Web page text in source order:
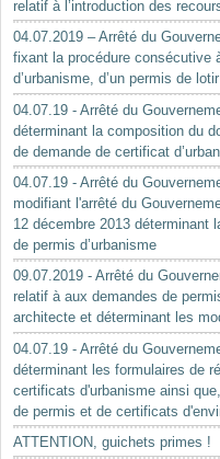
relatif à l’introduction des
04.07.2019 – Arrêté du
fixant la procédure consécutive
d’urbanisme, d’un permis de
04.07.19 - Arrêté du
déterminant la composition du
de demande de certificat
04.07.19 - Arrêté du
modifiant l'arrêté du
12 décembre 2013 déterminant
de permis d’urbanisme
09.07.2019 - Arrêté du
relatif à aux demandes de
architecte et déterminant les
04.07.19 - Arrêté du
déterminant les formulaires de
certificats d'urbanisme ainsi
de permis et de certificats
ATTENTION, guichets primes !